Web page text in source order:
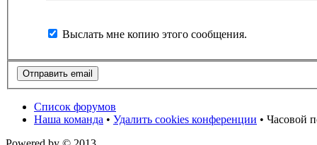
Выслать мне копию этого сообщения.
Список форумов
Наша команда • Удалить cookies конференции • Часовой